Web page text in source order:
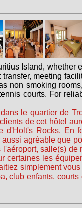
Island,
meeting
smoking
courts. For
le quartier de
de cet hôtel
Rocks. En
agréable que
salle(s)
les
simplement
club enfants,